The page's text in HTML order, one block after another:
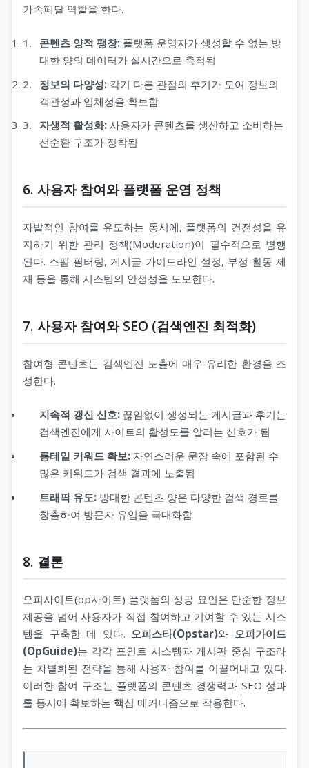
가속페달 역할을 한다.
콘텐츠 양적 팽창: 플랫폼 운영자가 생성할 수 없는 방
대한 양의 데이터가 실시간으로 축적됨
정보의 다양성: 각기 다른 관점의 후기가 모여 정보의
객관성과 입체성을 확보함
자생적 활성화: 사용자가 콘텐츠를 생산하고 소비하는
선순환 구조가 정착됨
6. 사용자 참여와 플랫폼 운영 정책
자발적인 참여를 유도하는 동시에, 플랫폼의 건전성을 유
지하기 위한 관리 정책(Moderation)이 필수적으로 병행
된다. 스팸 필터링, 게시글 가이드라인 설정, 부정 활동 제
재 등을 통해 시스템의 안정성을 도모한다.
7. 사용자 참여와 SEO (검색엔진 최적화)
참여형 콘텐츠는 검색엔진 노출에 매우 유리한 환경을 조
성한다.
지속적 갱신 신호: 끊임없이 생성되는 게시글과 후기는
검색엔진에게 사이트의 활성도를 알리는 신호가 됨
롱테일 키워드 확보: 자연스러운 문장 속에 포함된 수
많은 키워드가 검색 결과에 노출됨
트래픽 유도: 방대한 콘텐츠 양은 다양한 검색 경로를
창출하여 방문자 유입을 극대화함
8. 결론
오피사이트(op사이트) 플랫폼의 성공 요인은 단순한 정보
제공을 넘어 사용자가 직접 참여하고 기여할 수 있는 시스
템을 구축한 데 있다. 오피스타(Opstar)와 오피가이드
(OpGuide)는 각각 포인트 시스템과 게시판 중심 구조라
는 차별화된 전략을 통해 사용자 참여를 이끌어내고 있다.
이러한 참여 구조는 플랫폼의 콘텐츠 경쟁력과 SEO 성과
를 동시에 확보하는 핵심 메커니즘으로 작용한다.